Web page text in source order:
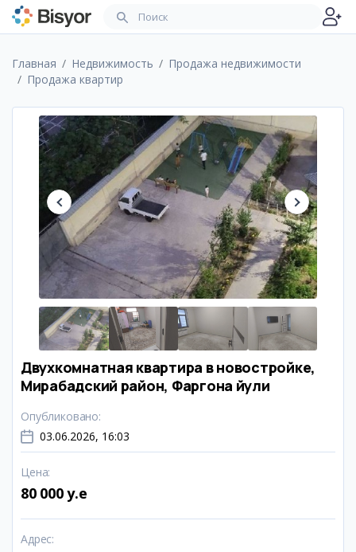
Главная Недвижимость
Продажа недвижимости
Продажа квартир
Двухкомнатная квартира в новостройке,
Мирабадский район, Фаргона йули
Опубликовано:
03.06.2026, 16:03
Цена:
80 000 y.e
Адрес: